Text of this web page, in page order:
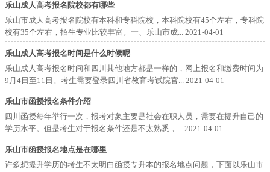
乐山成人高考报名院校都有哪些
乐山市成人高考报名院校有本科和专科院校，本科院校有45个左右，专科院
校有35个左右，招生专业比较丰富。一、乐山市成... 2021-04-01
乐山成人高考报名时间是什么时候呢
乐山成人高考报名时间和四川其他地方都是一样的，网上报名和缴费时间为
9月4日至11日。考生需要登录四川省教育考试院官... 2021-04-01
乐山市函授报名条件介绍
四川函授每年举行一次，报考对象主要是社会在职人员，需要在提升自己的
学历水平。但是考生对于报名条件还是不太熟悉，... 2021-04-01
乐山市函授报名地点是在哪里
许多想提升学历的考生不太明白函授专升本的报名地点问题，下面以乐山市